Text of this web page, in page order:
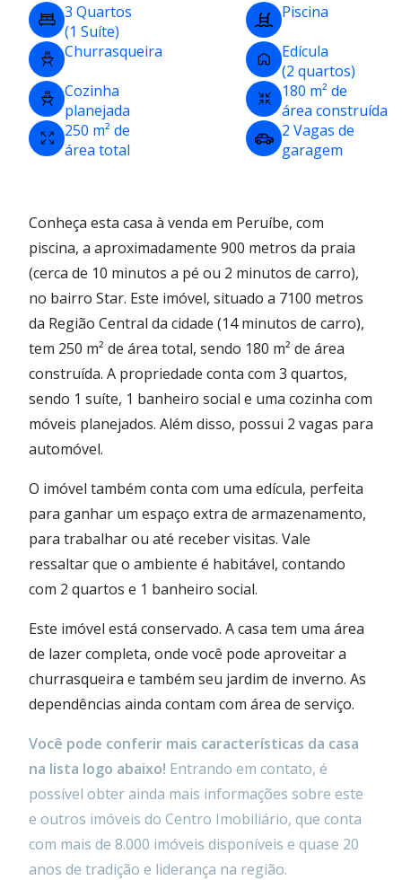
3 Quartos
(1 Suíte)
Piscina
Churrasqueira
Edícula
(2 quartos)
Cozinha
planejada
180 m² de
área construída
250 m² de
área total
2 Vagas de
garagem
Conheça esta casa à venda em Peruíbe, com
piscina, a aproximadamente 900 metros da praia
(cerca de 10 minutos a pé ou 2 minutos de carro),
no bairro Star. Este imóvel, situado a 7100 metros
da Região Central da cidade (14 minutos de carro),
tem 250 m² de área total, sendo 180 m² de área
construída. A propriedade conta com 3 quartos,
sendo 1 suíte, 1 banheiro social e uma cozinha com
móveis planejados. Além disso, possui 2 vagas para
automóvel.
O imóvel também conta com uma edícula, perfeita
para ganhar um espaço extra de armazenamento,
para trabalhar ou até receber visitas. Vale
ressaltar que o ambiente é habitável, contando
com 2 quartos e 1 banheiro social.
Este imóvel está conservado. A casa tem uma área
de lazer completa, onde você pode aproveitar a
churrasqueira e também seu jardim de inverno. As
dependências ainda contam com área de serviço.
Você pode conferir mais características da casa
na lista logo abaixo! Entrando em contato, é
possível obter ainda mais informações sobre este
e outros imóveis do Centro Imobiliário, que conta
com mais de 8.000 imóveis disponíveis e quase 20
anos de tradição e liderança na região.